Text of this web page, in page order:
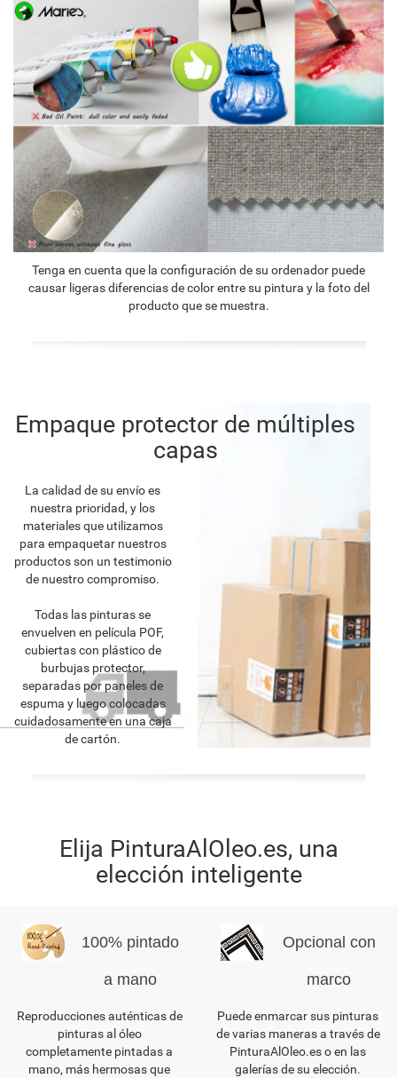
Tenga en cuenta que la configuración de su ordenador puede
causar ligeras diferencias de color entre su pintura y la foto del
producto que se muestra.
Empaque protector de múltiples
capas
La calidad de su envío es
nuestra prioridad, y los
materiales que utilizamos
para empaquetar nuestros
productos son un testimonio
de nuestro compromiso.
Todas las pinturas se
envuelven en película POF,
cubiertas con plástico de
burbujas protector,
separadas por paneles de
espuma y luego colocadas
cuidadosamente en una caja
de cartón.
Elija PinturaAlOleo.es, una
elección inteligente
100% pintado
a mano
Reproducciones auténticas de
pinturas al óleo
completamente pintadas a
mano, más hermosas que
Opcional con
marco
Puede enmarcar sus pinturas
de varias maneras a través de
PinturaAlOleo.es o en las
galerías de su elección.